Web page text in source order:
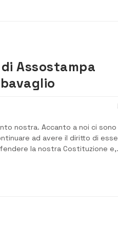
Assostampa
nostra. Accanto a noi ci sono
ad avere il diritto di
la nostra Costituzione e,
Dente. Dalla legge Cartabia